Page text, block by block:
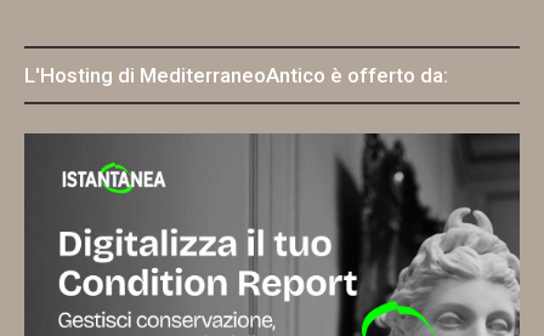
L'Hosting di MediterraneoAntico è offerto da: